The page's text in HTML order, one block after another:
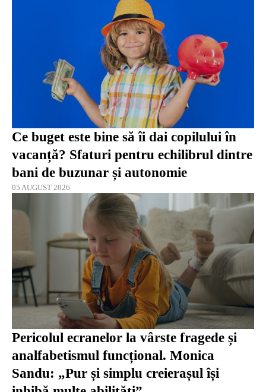
Ce buget este bine să îi dai copilului în
vacanță? Sfaturi pentru echilibrul dintre
bani de buzunar și autonomie
05 AUGUST 2026
Pericolul ecranelor la vârste fragede și
analfabetismul funcțional. Monica
Sandu: „Pur și simplu creierașul își